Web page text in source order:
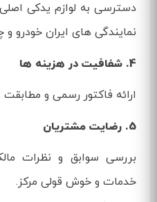
دسترسی به لوازم یدکی
نمایندگی های ایران خودرو و
4. شفافیت در هزینه ها
ارائه فاکتور رسمی و
5. رضایت مشتریان
بررسی سوابق و نظرات
خدمات و خوش قولی مرکز.